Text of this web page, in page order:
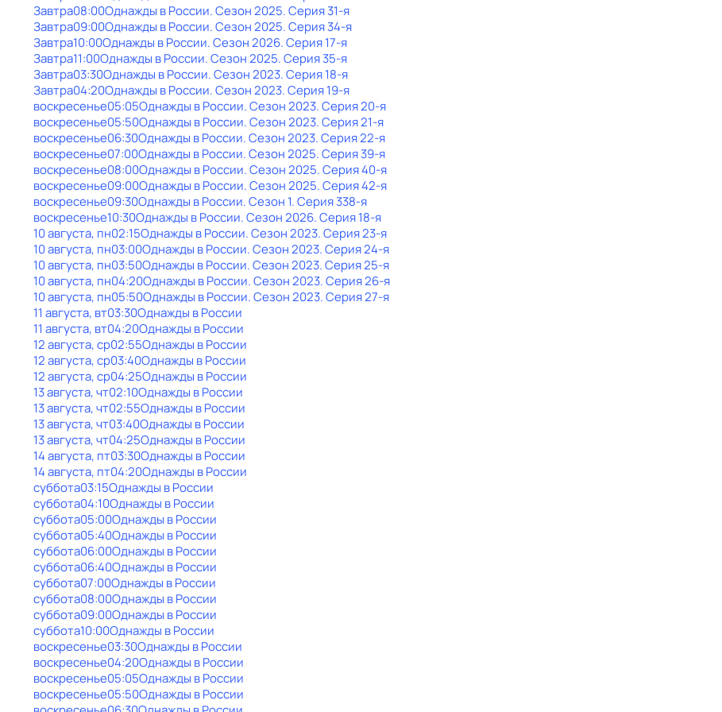
Завтра08:00Однажды в России. Сезон 2025. Серия 31-я
Завтра09:00Однажды в России. Сезон 2025. Серия 34-я
Завтра10:00Однажды в России. Сезон 2026. Серия 17-я
Завтра11:00Однажды в России. Сезон 2025. Серия 35-я
Завтра03:30Однажды в России. Сезон 2023. Серия 18-я
Завтра04:20Однажды в России. Сезон 2023. Серия 19-я
воскресенье05:05Однажды в России. Сезон 2023. Серия 20-я
воскресенье05:50Однажды в России. Сезон 2023. Серия 21-я
воскресенье06:30Однажды в России. Сезон 2023. Серия 22-я
воскресенье07:00Однажды в России. Сезон 2025. Серия 39-я
воскресенье08:00Однажды в России. Сезон 2025. Серия 40-я
воскресенье09:00Однажды в России. Сезон 2025. Серия 42-я
воскресенье09:30Однажды в России. Сезон 1. Серия 338-я
воскресенье10:30Однажды в России. Сезон 2026. Серия 18-я
10 августа, пн02:15Однажды в России. Сезон 2023. Серия 23-я
10 августа, пн03:00Однажды в России. Сезон 2023. Серия 24-я
10 августа, пн03:50Однажды в России. Сезон 2023. Серия 25-я
10 августа, пн04:20Однажды в России. Сезон 2023. Серия 26-я
10 августа, пн05:50Однажды в России. Сезон 2023. Серия 27-я
11 августа, вт03:30Однажды в России
11 августа, вт04:20Однажды в России
12 августа, ср02:55Однажды в России
12 августа, ср03:40Однажды в России
12 августа, ср04:25Однажды в России
13 августа, чт02:10Однажды в России
13 августа, чт02:55Однажды в России
13 августа, чт03:40Однажды в России
13 августа, чт04:25Однажды в России
14 августа, пт03:30Однажды в России
14 августа, пт04:20Однажды в России
суббота03:15Однажды в России
суббота04:10Однажды в России
суббота05:00Однажды в России
суббота05:40Однажды в России
суббота06:00Однажды в России
суббота06:40Однажды в России
суббота07:00Однажды в России
суббота08:00Однажды в России
суббота09:00Однажды в России
суббота10:00Однажды в России
воскресенье03:30Однажды в России
воскресенье04:20Однажды в России
воскресенье05:05Однажды в России
воскресенье05:50Однажды в России